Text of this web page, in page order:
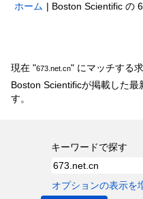
ホーム | Boston Scientific の
現在 "673.net.cn" にマッチする
Boston Scientificが掲載した
す。
キーワードで探す
オプションの表示を